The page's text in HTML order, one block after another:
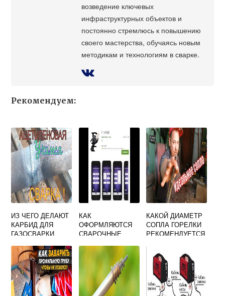
возведение ключевых
инфраструктурных объектов и
постоянно стремлюсь к повышению
своего мастерства, обучаясь новым
методикам и технологиям в сварке.
Рекомендуем:
ИЗ ЧЕГО ДЕЛАЮТ
КАРБИД ДЛЯ
ГАЗОСВАРКИ
КАК
ОФОРМЛЯЮТСЯ
СВАРОЧНЫЕ
КАКОЙ ДИАМЕТР
СОПЛА ГОРЕЛКИ
РЕКОМЕНДУЕТСЯ
ПРИ РУЧНОЙ
АРГОНОДУГОВОЙ
СВАРКЕ ТИТАНА 4
30